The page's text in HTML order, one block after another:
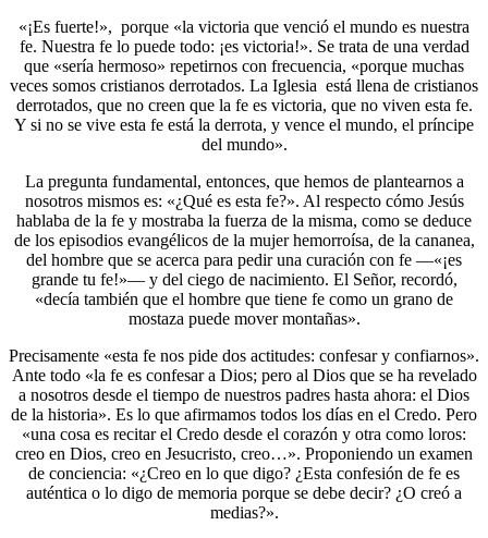
«¡Es fuerte!», porque «la victoria que venció el mundo es nuestra
fe. Nuestra fe lo puede todo: ¡es victoria!». Se trata de una verdad
que «sería hermoso» repetirnos con frecuencia, «porque muchas
veces somos cristianos derrotados. La Iglesia está llena de cristianos
derrotados, que no creen que la fe es victoria, que no viven esta fe.
Y si no se vive esta fe está la derrota, y vence el mundo, el príncipe
del mundo».
La pregunta fundamental, entonces, que hemos de plantearnos a
nosotros mismos es: «¿Qué es esta fe?». Al respecto cómo Jesús
hablaba de la fe y mostraba la fuerza de la misma, como se deduce
de los episodios evangélicos de la mujer hemorroísa, de la cananea,
del hombre que se acerca para pedir una curación con fe —«¡es
grande tu fe!»— y del ciego de nacimiento. El Señor, recordó,
«decía también que el hombre que tiene fe como un grano de
mostaza puede mover montañas».
Precisamente «esta fe nos pide dos actitudes: confesar y confiarnos».
Ante todo «la fe es confesar a Dios; pero al Dios que se ha revelado
a nosotros desde el tiempo de nuestros padres hasta ahora: el Dios
de la historia». Es lo que afirmamos todos los días en el Credo. Pero
«una cosa es recitar el Credo desde el corazón y otra como loros:
creo en Dios, creo en Jesucristo, creo…». Proponiendo un examen
de conciencia: «¿Creo en lo que digo? ¿Esta confesión de fe es
auténtica o lo digo de memoria porque se debe decir? ¿O creó a
medias?».